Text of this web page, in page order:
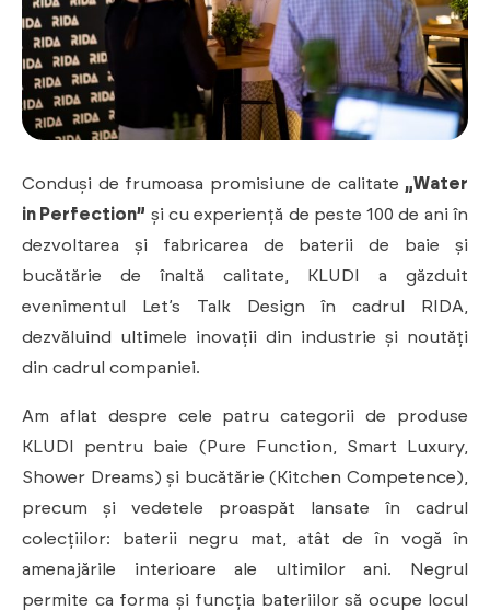
Conduși de frumoasa promisiune de calitate „Water
in Perfection” și cu experiență de peste 100 de ani în
dezvoltarea și fabricarea de baterii de baie și
bucătărie de înaltă calitate, KLUDI a găzduit
evenimentul Let’s Talk Design în cadrul RIDA,
dezvăluind ultimele inovații din industrie și noutăți
din cadrul companiei.
Am aflat despre cele patru categorii de produse
KLUDI pentru baie (Pure Function, Smart Luxury,
Shower Dreams) și bucătărie (Kitchen Competence),
precum și vedetele proaspăt lansate în cadrul
colecțiilor: baterii negru mat, atât de în vogă în
amenajările interioare ale ultimilor ani. Negrul
permite ca forma și funcția bateriilor să ocupe locul